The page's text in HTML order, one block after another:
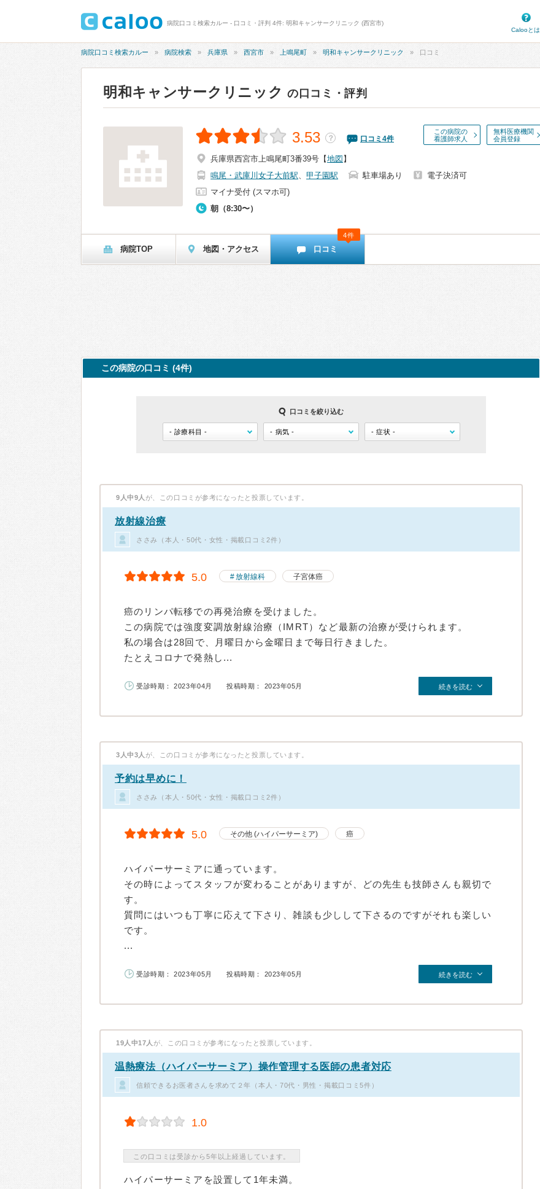
病院口コミ検索カルー - 口コミ・評判 4件: 明和キャンサークリニック (西宮市)
Calooとは
病院口コミ検索カルー 病院検索 兵庫県 西宮市 上鳴尾町 明和キャンサークリニック 口コミ
明和キャンサークリニック の口コミ・評判
この病院の
看護師求人
無料医療機関
会員登録
3.53 ？ 口コミ 4件
兵庫県西宮市上鳴尾町3番39号 【地図 】
鳴尾・武庫川女子大前駅、 甲子園駅 駐車場あり
電子決済可
マイナ受付 (スマホ可)
朝（8:30〜）
病院TOP 地図・アクセス 口コミ
4件
この病院の口コミ (4件)
口コミを絞り込む
9人中9人 が、この口コミが参考になったと投票しています。
放射線治療
ささみ（本人・50代・女性・掲載口コミ2件）
5.0 放射線科 子宮体癌
癌のリンパ転移での再発治療を受けました。
この病院では強度変調放射線治療（IMRT）など最新の治療が受けられます。
私の場合は28回で、月曜日から金曜日まで毎日行きました。
たとえコロナで発熱し...
受診時期： 2023年04月 投稿時期： 2023年05月 続きを読む
3人中3人 が、この口コミが参考になったと投票しています。
予約は早めに！
ささみ（本人・50代・女性・掲載口コミ2件）
5.0 その他 (ハイパーサーミア) 癌
ハイパーサーミアに通っています。
その時によってスタッフが変わることがありますが、どの先生も技師さんも親切で
す。
質問にはいつも丁寧に応えて下さり、雑談も少しして下さるのですがそれも楽しい
です。
...
受診時期： 2023年05月 投稿時期： 2023年05月 続きを読む
19人中17人 が、この口コミが参考になったと投票しています。
温熱療法（ハイパーサーミア）操作管理する医師の患者対応
信頼できるお医者さんを求めて２年（本人・70代・男性・掲載口コミ5件）
1.0
この口コミは受診から5年以上経過しています。
ハイパーサーミアを設置して1年未満。